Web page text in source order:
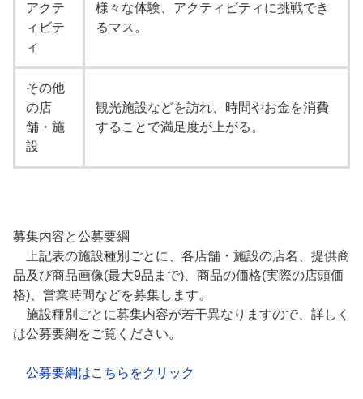
アクテ
ィビテ
ィ
様々な体験、アクティビティに挑戦でき
るマス。
その他
の店
舗・施
設
観光施設などを訪れ、時間やお金を消費
することで満足度が上がる。
募集内容と公募要綱
上記表の施設種別ごとに、各店舗・施設の店名、提供商
品及び商品画像(最大9品まで)、商品の価格(実際の店頭価
格)、営業時間などを募集します。
施設種別ごとに募集内容が若干異なりますので、詳しく
は公募要綱をご覧ください。
公募要綱はこちらをクリック